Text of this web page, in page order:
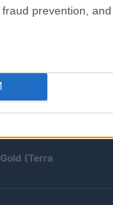
prevention,
(Terra